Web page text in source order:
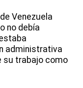
Venezuela
no debía
administrativa
su trabajo como